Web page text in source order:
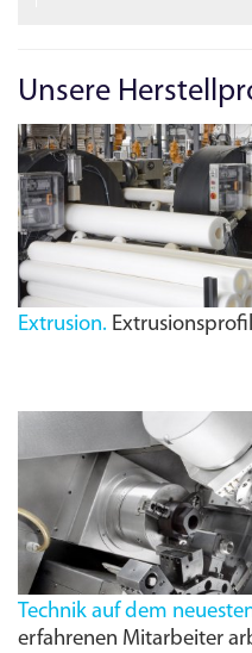
Unsere
Extrusion.
Technik auf dem
erfahrenen Mitarbeiter